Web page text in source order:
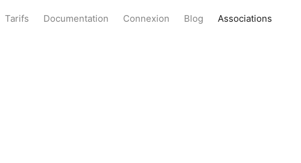
Tarifs Documentation Connexion Blog Associations